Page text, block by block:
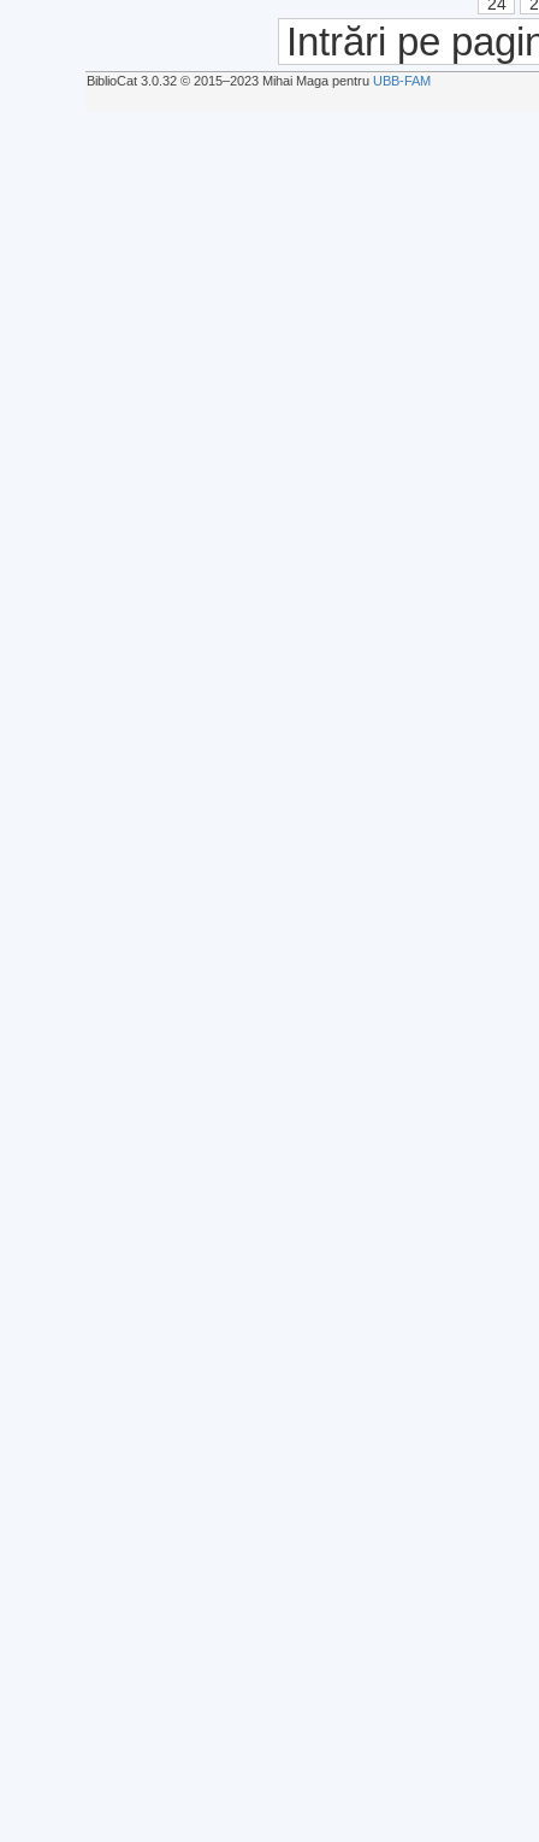
24
Intrări pe
BiblioCat 3.0.32 © 2015‒2023 Mihai Maga pentru UBB-FAM